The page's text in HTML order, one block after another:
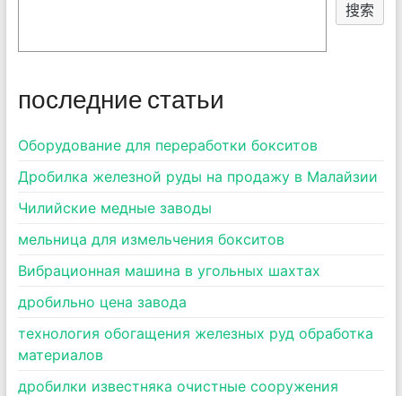
搜索
последние статьи
Оборудование для переработки бокситов
Дробилка железной руды на продажу в Малайзии
Чилийские медные заводы
мельница для измельчения бокситов
Вибрационная машина в угольных шахтах
дробильно цена завода
технология обогащения железных руд обработка
материалов
дробилки известняка очистные сооружения